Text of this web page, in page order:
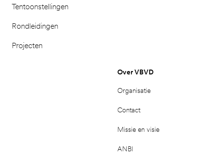
Tentoonstellingen
Rondleidingen
Projecten
Over VBVD
Organisatie
Contact
Missie en visie
ANBI